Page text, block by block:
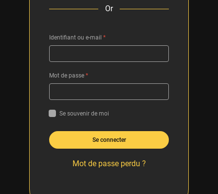
Or
Identifiant ou e-mail *
Mot de passe *
Se souvenir de moi
Se connecter
Mot de passe perdu ?